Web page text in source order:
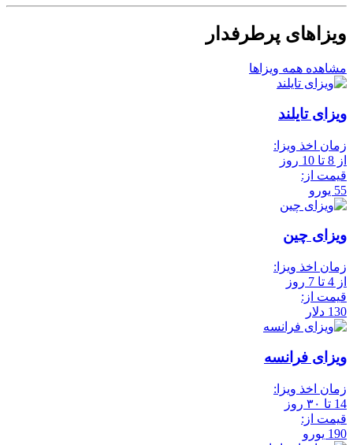
ویزاهای پرطرفدار
مشاهده همه ویزاها
ویزای تایلند
زمان اخذ ویزا:
از 8 تا 10 روز
قیمت از:
55 یورو
ویزای چین
زمان اخذ ویزا:
از 4 تا 7 روز
قیمت از:
130 دلار
ویزای فرانسه
زمان اخذ ویزا:
14 تا ۳۰ روز
قیمت از:
190 یورو